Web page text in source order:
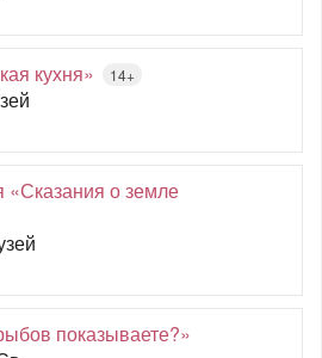
кухня» 14+
«Сказания о земле
показываете?»